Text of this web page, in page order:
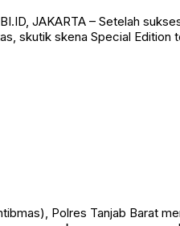
JAKARTA – Setelah
skutik skena Special Edition
Polres Tanjab Barat